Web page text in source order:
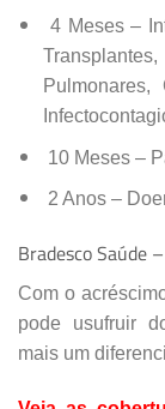
4 Meses –
10 Meses –
2 Anos –
Bradesco Saúde
Com o
pode usufruir
mais um